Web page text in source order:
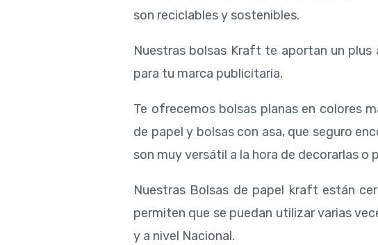
son reciclables y sostenibles.
Nuestras bolsas Kraft te aportan un
para tu marca publicitaria.
Te ofrecemos bolsas planas en colores
de papel y bolsas con asa, que seguro
son muy versátil a la hora de decorarlas o
Nuestras Bolsas de papel kraft están
permiten que se puedan utilizar varias
y a nivel Nacional.